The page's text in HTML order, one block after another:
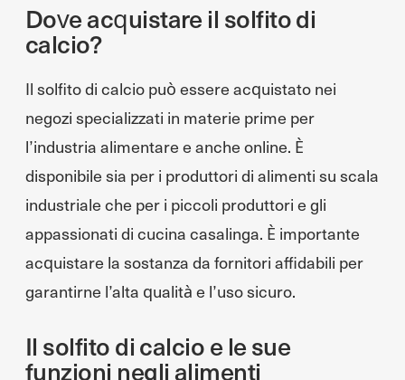
Dove acquistare il solfito di
calcio?
Il solfito di calcio può essere acquistato nei
negozi specializzati in materie prime per
l’industria alimentare e anche online. È
disponibile sia per i produttori di alimenti su scala
industriale che per i piccoli produttori e gli
appassionati di cucina casalinga. È importante
acquistare la sostanza da fornitori affidabili per
garantirne l’alta qualità e l’uso sicuro.
Il solfito di calcio e le sue
funzioni negli alimenti